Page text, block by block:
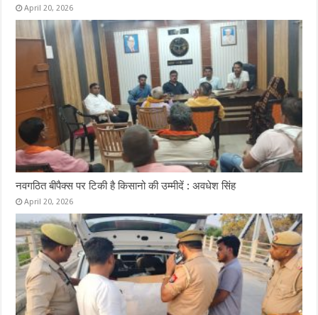
April 20, 2026
नवगठित बीपैक्स पर टिकी है किसानो की उम्मीदें : अवधेश सिंह
April 20, 2026